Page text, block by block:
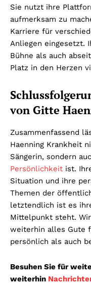
Sie nutzt ihre
aufmerksam zu
Karriere für
Anliegen eingesetzt.
Bühne als auch
Platz in den Herzen
von Gitte
Zusammenfassend
Haenning Krankheit
Sängerin, sondern
Persönlichkeit ist.
Situation und ihre
Themen der
letztendlich ist es
Mittelpunkt steht.
weiterhin alles Gute
persönlich als auch
Besuhen Sie für
weiterhin